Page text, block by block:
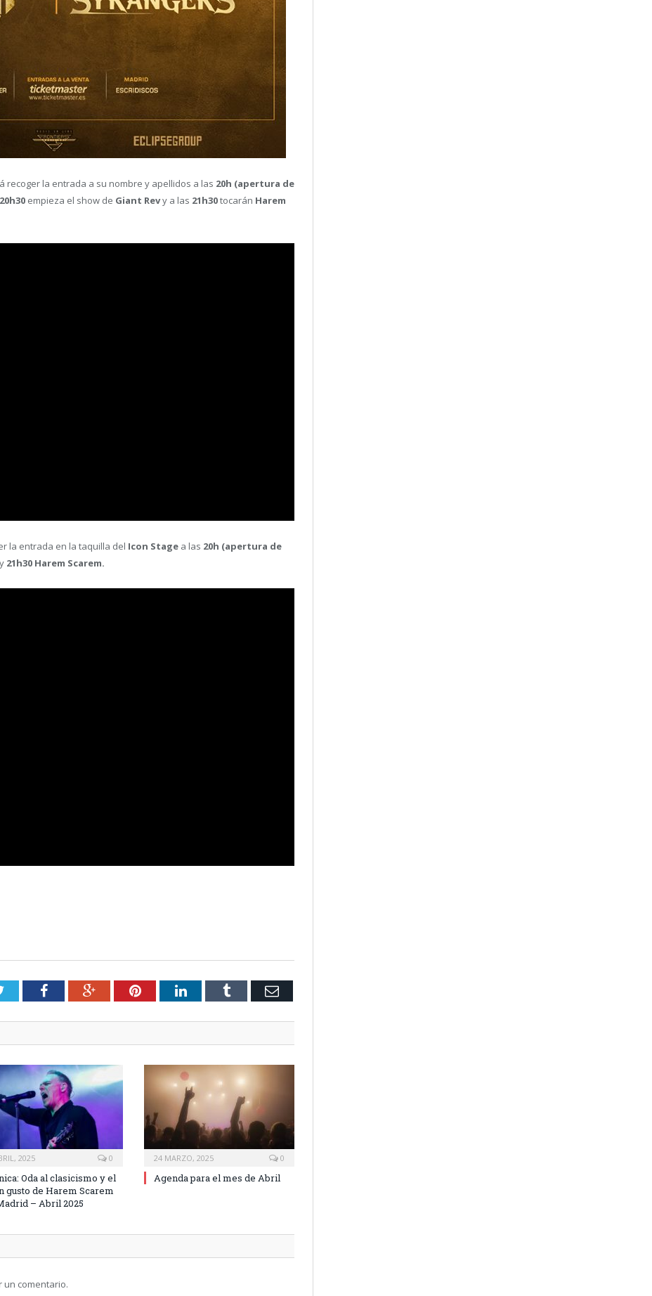
recoger la entrada a su nombre y apellidos a las 20h (apertura de
20h30 empieza el show de Giant Revy a las 21h30tocarán Harem
la entrada en la taquilla del Icon Stage a las 20h (apertura de
y 21h30 Harem Scarem.
TwitterFacebookGoogle+PinterestLinkedInTumblr Email
2025 0
Oda al clasicismo y el
gusto de Harem Scarem
– Abril 2025
24 MARZO, 2025 0
Agenda para el mes de Abril
un comentario.